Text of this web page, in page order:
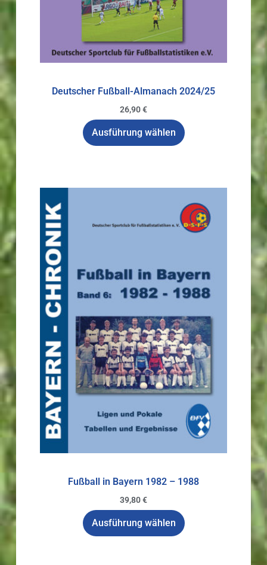
Deutscher Fußball-Almanach 2024/25
26,90€
Ausführung wählen
Fußball in Bayern 1982 – 1988
39,80€
Ausführung wählen